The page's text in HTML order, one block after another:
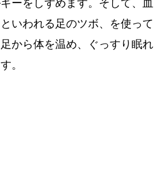
ーをしずめます。そして、血
いわれる足のツボ、を使って
から体を温め、ぐっすり眠れ
。